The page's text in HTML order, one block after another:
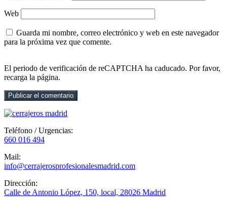
Web
Guarda mi nombre, correo electrónico y web en este navegador
para la próxima vez que comente.
El periodo de verificación de reCAPTCHA ha caducado. Por favor,
recarga la página.
Teléfono / Urgencias:
660 016 494
Mail:
info@cerrajerosprofesionalesmadrid.com
Dirección:
Calle de Antonio López, 150, local, 28026 Madrid